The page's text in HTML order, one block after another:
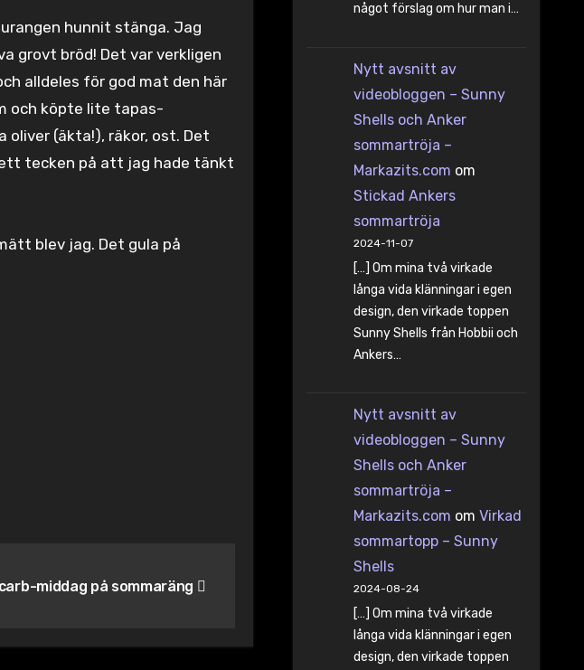
hunnit stänga. Jag
grovt bröd! Det var verkligen
alldeles för god mat den här
och köpte lite tapas-
oliver (äkta!), räkor, ost. Det
tecken på att jag hade tänkt
blev jag. Det gula på
middag på sommaräng
något förslag om hur man i…
Nytt avsnitt av
videobloggen – Sunny
Shells och Anker
sommartröja –
Markazits.com om
Stickad Ankers
sommartröja
2024-11-07
[…] Om mina två virkade
långa vida klänningar i egen
design, den virkade toppen
Sunny Shells från Hobbii och
Ankers…
Nytt avsnitt av
videobloggen – Sunny
Shells och Anker
sommartröja –
Markazits.com om Virkad
sommartopp – Sunny
Shells
2024-08-24
[…] Om mina två virkade
långa vida klänningar i egen
design, den virkade toppen